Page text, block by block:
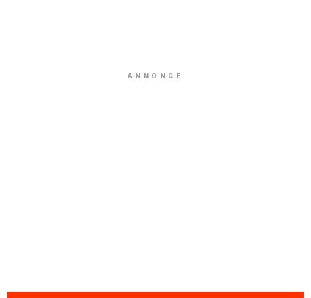
ANNONCE